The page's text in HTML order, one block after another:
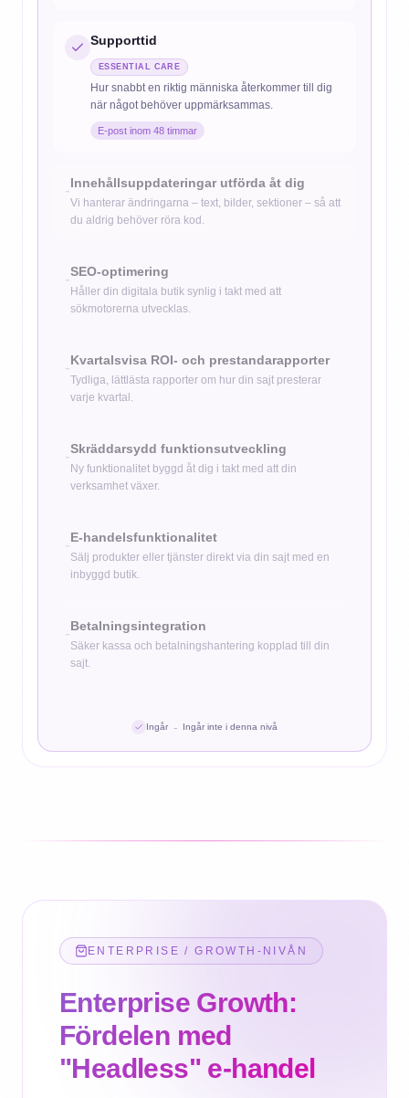
Supporttid
ESSENTIAL CARE
Hur snabbt en riktig människa återkommer till dig
när något behöver uppmärksammas.
E-post inom 48 timmar
-Innehållsuppdateringar utförda åt dig
Vi hanterar ändringarna – text, bilder, sektioner – så att
du aldrig behöver röra kod.
-SEO-optimering
Håller din digitala butik synlig i takt med att
sökmotorerna utvecklas.
-Kvartalsvisa ROI- och prestandarapporter
Tydliga, lättlästa rapporter om hur din sajt presterar
varje kvartal.
-Skräddarsydd funktionsutveckling
Ny funktionalitet byggd åt dig i takt med att din
verksamhet växer.
-E-handelsfunktionalitet
Sälj produkter eller tjänster direkt via din sajt med en
inbyggd butik.
-Betalningsintegration
Säker kassa och betalningshantering kopplad till din
sajt.
Ingår - Ingår inte i denna nivå
ENTERPRISE / GROWTH-NIVÅN
Enterprise Growth:
Fördelen med
"Headless" e-handel